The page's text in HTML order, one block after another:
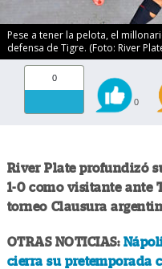
Pese a tener la pelota, el
defensa de Tigre. (Foto: River
0
0
River Plate profundizó
1-0 como visitante ante
torneo Clausura
OTRAS NOTICIAS:
cierra su pretemporada